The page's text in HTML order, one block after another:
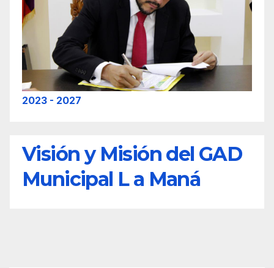
2023 - 2027
Visión y Misión del GAD
Municipal L a Maná